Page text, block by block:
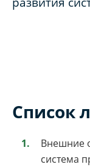
Список
Внешние
система